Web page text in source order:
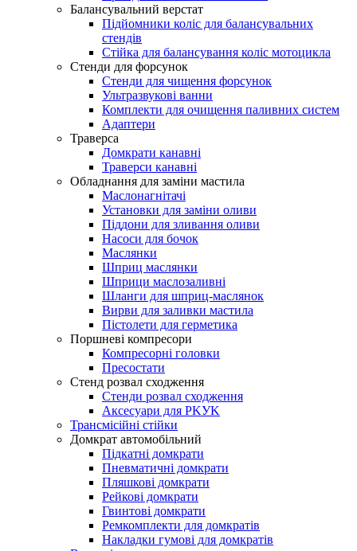
Балансувальний верстат
Підйомники коліс для балансувальних
стендів
Стійка для балансування коліс мотоцикла
Стенди для форсунок
Стенди для чищення форсунок
Ультразвукові ванни
Комплекти для очищення паливних систем
Адаптери
Траверса
Домкрати канавні
Траверси канавні
Обладнання для заміни мастила
Маслонагнітачі
Установки для заміни оливи
Піддони для зливання оливи
Насоси для бочок
Маслянки
Шприц маслянки
Шприци маслозаливні
Шланги для шприц-маслянок
Вирви для заливки мастила
Пістолети для герметика
Поршневі компресори
Компресорні головки
Пресостати
Стенд розвал сходження
Стенди розвал сходження
Аксесуари для PKУK
Трансмісійні стійки
Домкрат автомобільний
Підкатні домкрати
Пневматичні домкрати
Пляшкові домкрати
Рейкові домкрати
Гвинтові домкрати
Ремкомплекти для домкратів
Накладки гумові для домкратів